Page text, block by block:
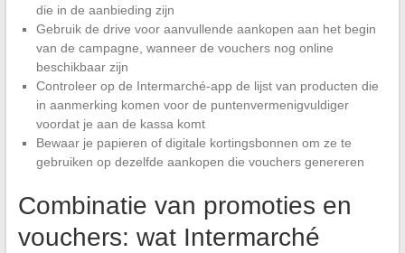
die in de aanbieding zijn
Gebruik de drive voor aanvullende aankopen aan het begin
van de campagne, wanneer de vouchers nog online
beschikbaar zijn
Controleer op de Intermarché-app de lijst van producten die
in aanmerking komen voor de puntenvermenigvuldiger
voordat je aan de kassa komt
Bewaar je papieren of digitale kortingsbonnen om ze te
gebruiken op dezelfde aankopen die vouchers genereren
Combinatie van promoties en
vouchers: wat Intermarché